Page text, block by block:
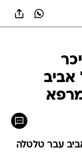
אביב
עבר טלטלה